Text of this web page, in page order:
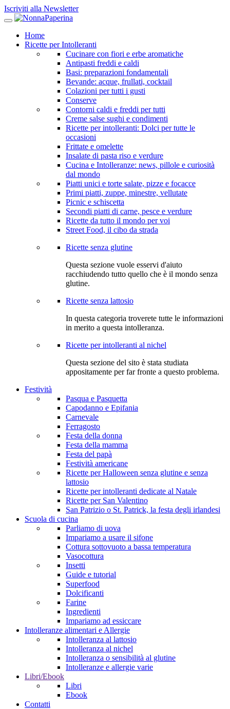
Iscriviti alla Newsletter
Home
Ricette per Intolleranti
Cucinare con fiori e erbe aromatiche
Antipasti freddi e caldi
Basi: preparazioni fondamentali
Bevande: acque, frullati, cocktail
Colazioni per tutti i gusti
Conserve
Contorni caldi e freddi per tutti
Creme salse sughi e condimenti
Ricette per intolleranti: Dolci per tutte le
occasioni
Frittate e omelette
Insalate di pasta riso e verdure
Cucina e Intolleranze: news, pillole e curiosità
dal mondo
Piatti unici e torte salate, pizze e focacce
Primi piatti, zuppe, minestre, vellutate
Picnic e schiscetta
Secondi piatti di carne, pesce e verdure
Ricette da tutto il mondo per voi
Street Food, il cibo da strada
Ricette senza glutine
Questa sezione vuole esservi d'aiuto
racchiudendo tutto quello che è il mondo senza
glutine.
Ricette senza lattosio
In questa categoria troverete tutte le informazioni
in merito a questa intolleranza.
Ricette per intolleranti al nichel
Questa sezione del sito è stata studiata
appositamente per far fronte a questo problema.
Festività
Pasqua e Pasquetta
Capodanno e Epifania
Carnevale
Ferragosto
Festa della donna
Festa della mamma
Festa del papà
Festività americane
Ricette per Halloween senza glutine e senza
lattosio
Ricette per intolleranti dedicate al Natale
Ricette per San Valentino
San Patrizio o St. Patrick, la festa degli irlandesi
Scuola di cucina
Parliamo di uova
Impariamo a usare il sifone
Cottura sottovuoto a bassa temperatura
Vasocottura
Insetti
Guide e tutorial
Superfood
Dolcificanti
Farine
Ingredienti
Impariamo ad essiccare
Intolleranze alimentari e Allergie
Intolleranza al lattosio
Intolleranza al nichel
Intolleranza o sensibilità al glutine
Intolleranze e allergie varie
Libri/Ebook
Libri
Ebook
Contatti